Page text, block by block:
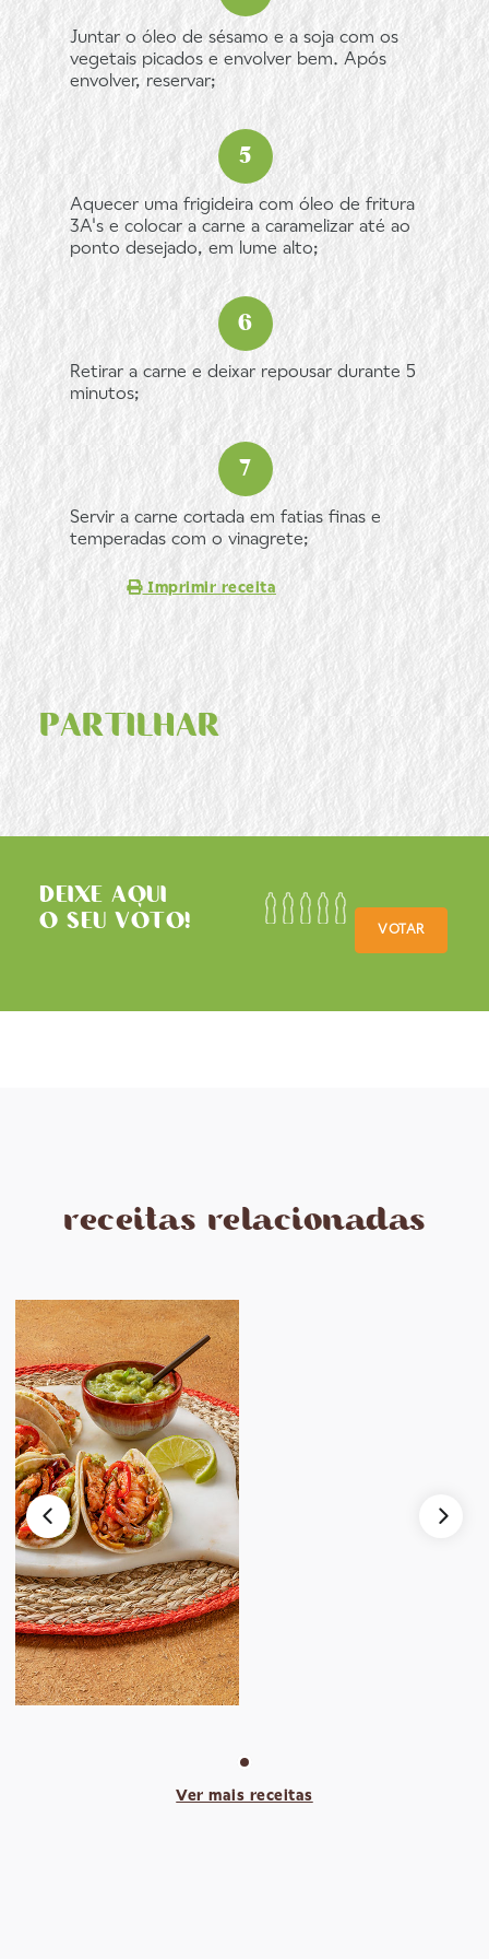
Juntar o óleo de sésamo e a soja com os
vegetais picados e envolver bem. Após
envolver, reservar;
Aquecer uma frigideira com óleo de fritura
3A's e colocar a carne a caramelizar até ao
ponto desejado, em lume alto;
Retirar a carne e deixar repousar durante 5
minutos;
Servir a carne cortada em fatias finas e
temperadas com o vinagrete;
Imprimir receita
PARTILHAR
DEIXE AQUI
O SEU VOTO!
VOTAR
receitas relacionadas
Ver mais receitas